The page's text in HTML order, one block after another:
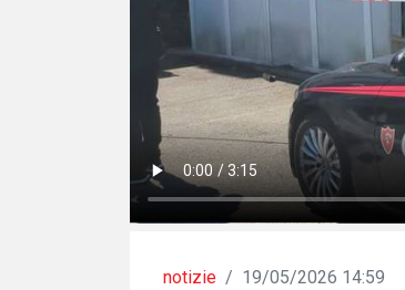
notizie / 19/05/2026 14:59